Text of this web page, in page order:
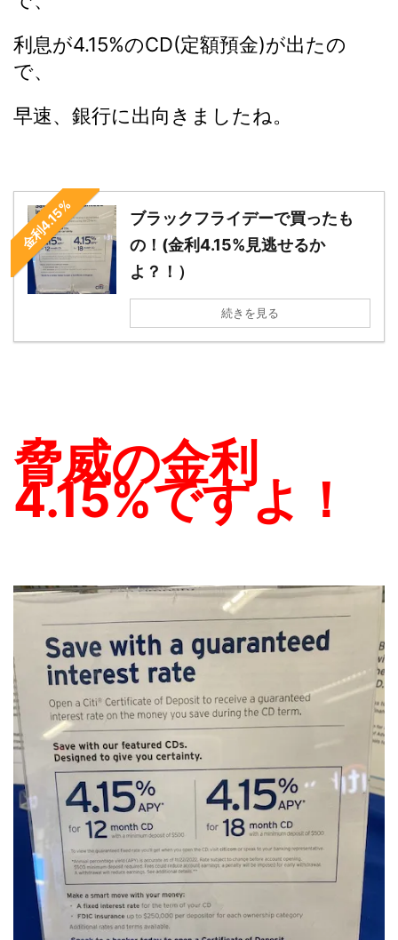
利息が4.15%のCD(定額預金)が出たの
で、
早速、銀行に出向きましたね。
金利4.15%
ブラックフライデーで買ったも
の！(金利4.15%見逃せるか
よ？！）
続きを見る
脅威の金利
4.15%ですよ！